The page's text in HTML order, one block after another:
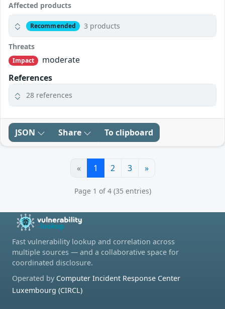
Affected products
Recommended 3 products
Threats
Impact
moderate
References
28 references
JSON Share To clipboard
« 1 2 3 »
Page 1 of 4 (35 entries)
Fast vulnerability lookup and correlation across
multiple sources — and a collaborative space for
coordinated disclosure.
Operated by Computer Incident Response Center
Luxembourg (CIRCL)